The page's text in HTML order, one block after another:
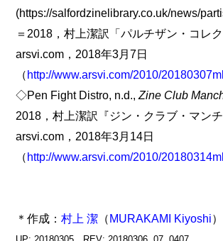
(https://salfordzinelibrary.co.uk/news/
＝2018，村上潔訳「パルチザン・コレク
arsvi.com，2018年3月7日
（http://www.arsvi.com/2010/
◇Pen Fight Distro, n.d.,Zine Club
2018，村上潔訳『ジン・クラブ・マンチ
arsvi.com，2018年3月14日
（http://www.arsvi.com/2010/
＊作成：村上 潔 （MURAKAMI Kiyoshi）